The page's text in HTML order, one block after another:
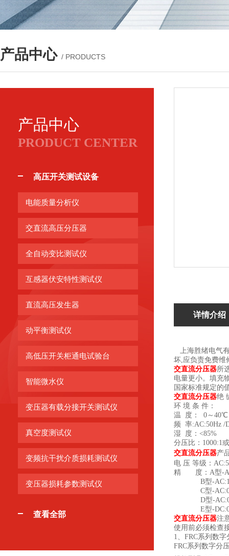
产品中心 / PRODUCTS
产品中心
PRODUCT CENTER
高压开关测试设备
电能质量分析仪
交直流高压分压器
全自动变比测试仪
互感器伏安特性测试仪
直流高压发生器
动平衡测试仪
高低压开关柜通电试验台
智能微水仪
变压器有载分接开关测试仪
真空度测试仪
变频抗干扰介质损耗测试仪
变压器损耗参数测试仪
查看全部
详情介绍
上海胜绪电气
坏,应负责免费维
交直流分压器所
电量更小。填充
国家标准规定的
交直流分压器绝
环 境 条 件：
温 度： 0～
频 率:AC:50Hz /
湿 度：<85%
分压比：1000:1
交直流分压器产
电 压 等级：
精 度：A型-
B型-
C型-
D型-
E型-
交直流分压器注
使用前必须检查
1、FRC系列数
FRC系列数字分